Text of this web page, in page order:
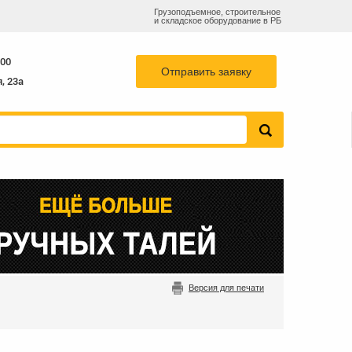
768-82-73 info@b-k-s.by
Грузоподъемное, строительное
и складское оборудование в РБ
23а
Отправить заявку
Версия для печати